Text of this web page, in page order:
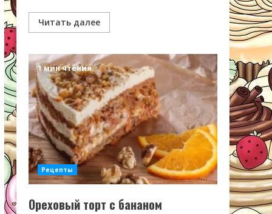
Читать далее
1 мин чтения
Рецепты
Ореховый торт с бананом